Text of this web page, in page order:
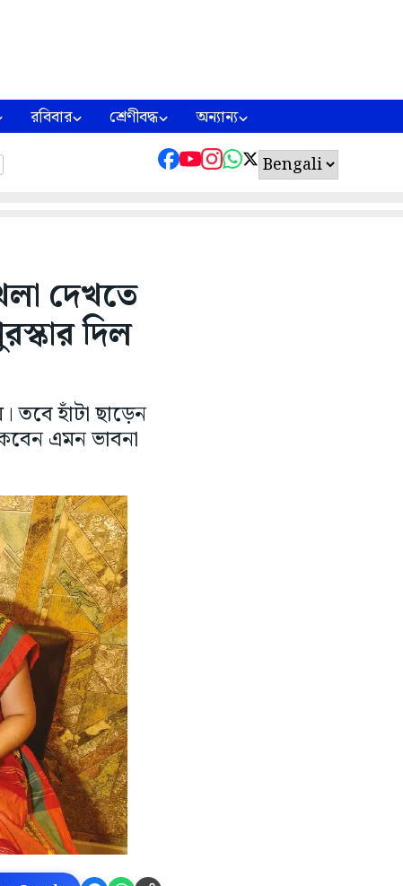
রবিবার শ্রেণীবদ্ধ অন্যান্য
দেখতে
দিল
তবে হাঁটা ছাড়েন
এমন ভাবনা